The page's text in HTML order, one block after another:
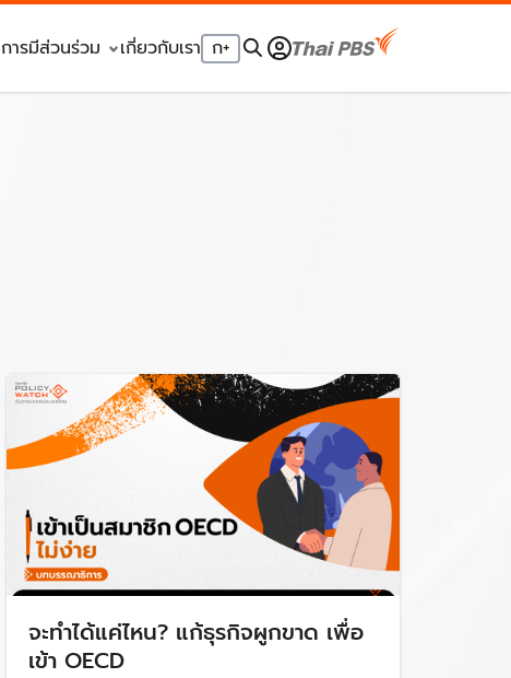
การมีส่วนร่วม เกี่ยวกับเรา ก+
จะทำได้แค่ไหน? แก้ธุรกิจผูกขาด เพื่อ
เข้า OECD